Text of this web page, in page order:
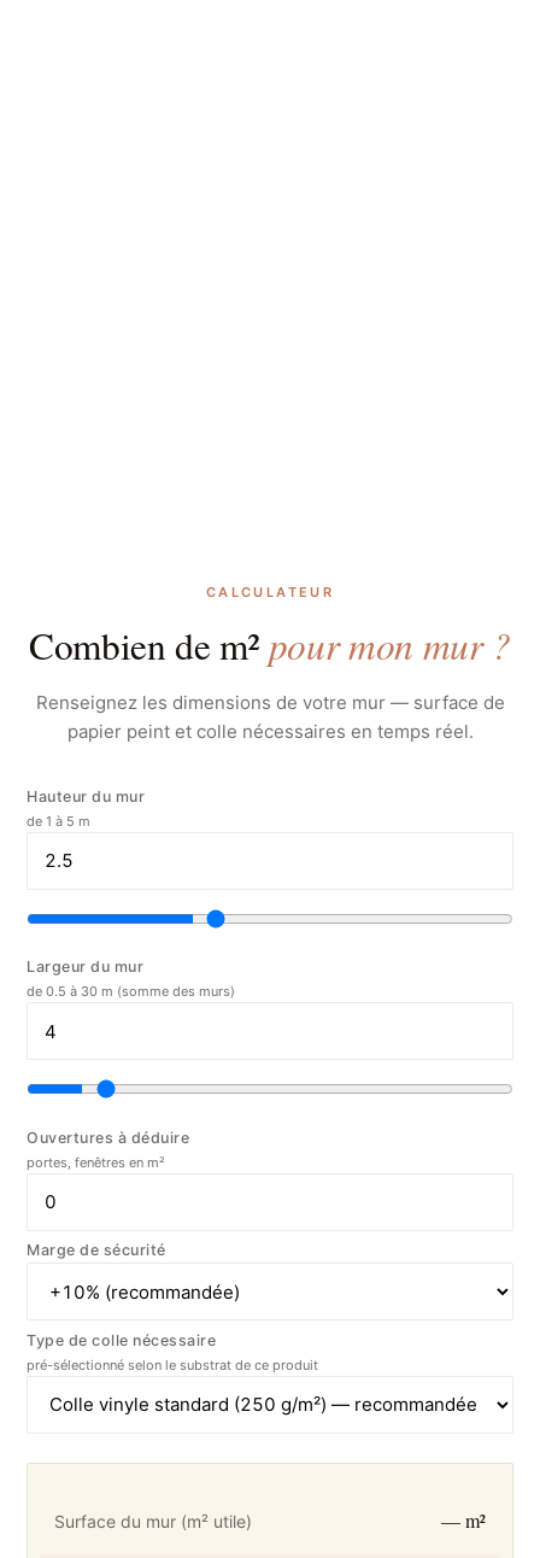
CALCULATEUR
Combien de m²pour mon mur ?
Renseignez les dimensions de votre mur — surface de
papier peint et colle nécessaires en temps réel.
Hauteur du mur
de 1 à 5 m
Largeur du mur
de 0.5 à 30 m (somme des murs)
Ouvertures à déduire
portes, fenêtres en m²
Marge de sécurité
Type de colle nécessaire
pré-sélectionné selon le substrat de ce produit
Surface du mur (m² utile) — m²